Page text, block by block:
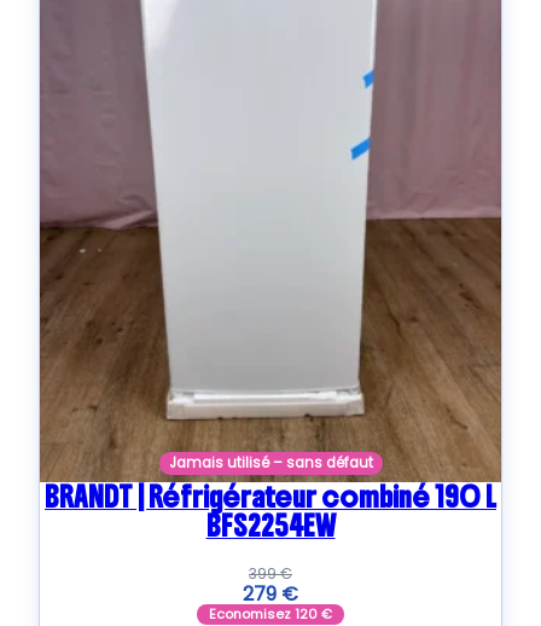
Jamais utilisé – sans défaut
BRANDT | Réfrigérateur combiné 190 L
BFS2254EW
399€
279 €
Economisez120€